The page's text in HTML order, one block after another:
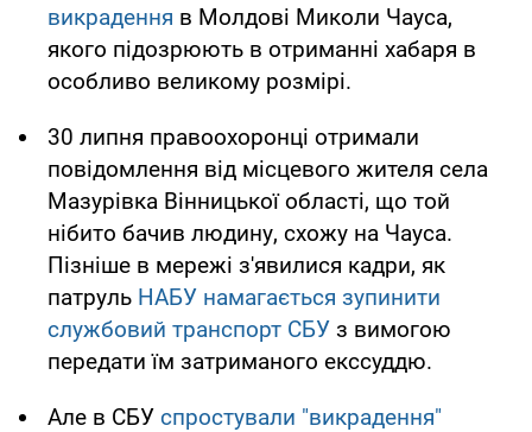
викрадення в Молдові Миколи Чауса,
якого підозрюють в отриманні хабаря в
особливо великому розмірі.
30 липня правоохоронці отримали
повідомлення від місцевого жителя села
Мазурівка Вінницької області, що той
нібито бачив людину, схожу на Чауса.
Пізніше в мережі з'явилися кадри, як
патруль НАБУ намагається зупинити
службовий транспорт СБУ з вимогою
передати їм затриманого екссуддю.
Але в СБУ спростували "викрадення"